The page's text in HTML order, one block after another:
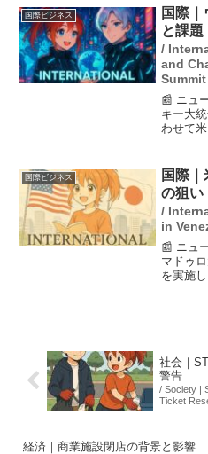
末に異
えた人
国際ビジネス
国際
と課題
/
and
Summit
📰 ニュ
キー大
わせて
後のウ
いて、
国際ビジネス
国際
の狙い
/
in
📰 ニュ
マドゥ
を実施
社会｜
警告
/ Society |
Ticket
経済｜商業施設閉店の背景と影響